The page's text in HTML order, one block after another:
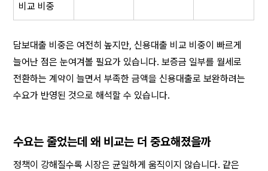
비교 비중
담보대출 비중은 여전히 높지만, 신용대출 비교 비중이 빠르게
늘어난 점은 눈여겨볼 필요가 있습니다. 보증금 일부를 월세로
전환하는 계약이 늘면서 부족한 금액을 신용대출로 보완하려는
수요가 반영된 것으로 해석할 수 있습니다.
수요는 줄었는데 왜 비교는 더 중요해졌을까
정책이 강해질수록 시장은 균일하게 움직이지 않습니다. 같은